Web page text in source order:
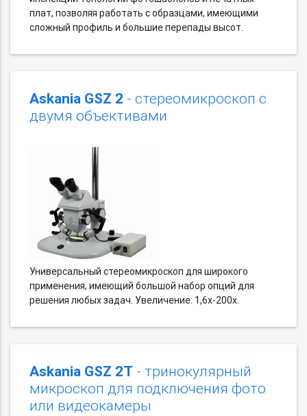
плат, позволяя работать с образцами, имеющими
сложный профиль и большие перепады высот.
Askania GSZ 2 - стереомикроскоп с
двумя объективами
Универсальный стереомикроскоп для широкого
применения, имеющий большой набор опций для
решения любых задач. Увеличение: 1,6х-200х.
Askania GSZ 2T - тринокулярный
микроскоп для подключения фото
или видеокамеры